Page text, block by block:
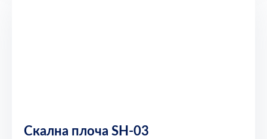
Скална плоча SH-03